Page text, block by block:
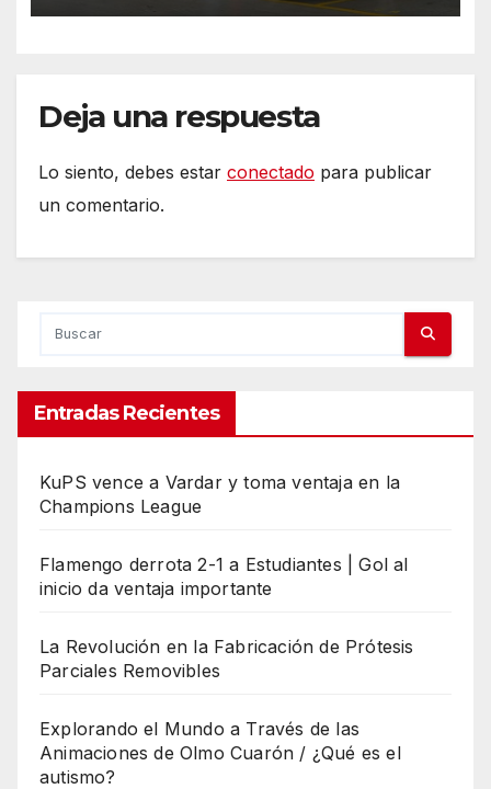
Deja una respuesta
Lo siento, debes estar conectado para publicar
un comentario.
Entradas Recientes
KuPS vence a Vardar y toma ventaja en la
Champions League
Flamengo derrota 2-1 a Estudiantes | Gol al
inicio da ventaja importante
La Revolución en la Fabricación de Prótesis
Parciales Removibles
Explorando el Mundo a Través de las
Animaciones de Olmo Cuarón / ¿Qué es el
autismo?